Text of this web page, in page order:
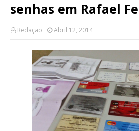
senhas em Rafael
Redação Abril 12, 2014